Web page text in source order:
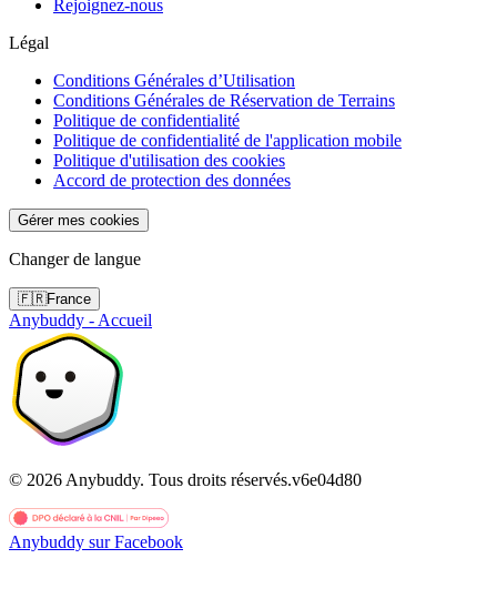
Rejoignez-nous
Légal
Conditions Générales d’Utilisation
Conditions Générales de Réservation de Terrains
Politique de confidentialité
Politique de confidentialité de l'application mobile
Politique d'utilisation des cookies
Accord de protection des données
Gérer mes cookies
Changer de langue
🇫🇷France
Anybuddy - Accueil
© 2026 Anybuddy. Tous droits réservés.v6e04d80
Anybuddy sur Facebook